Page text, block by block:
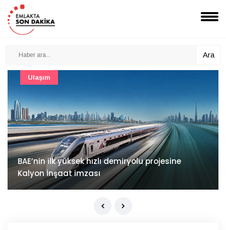
Ara
Mimarlık ve mühendislik projeleri e-PYS ile dijital
ortama taşınacak
Güncel